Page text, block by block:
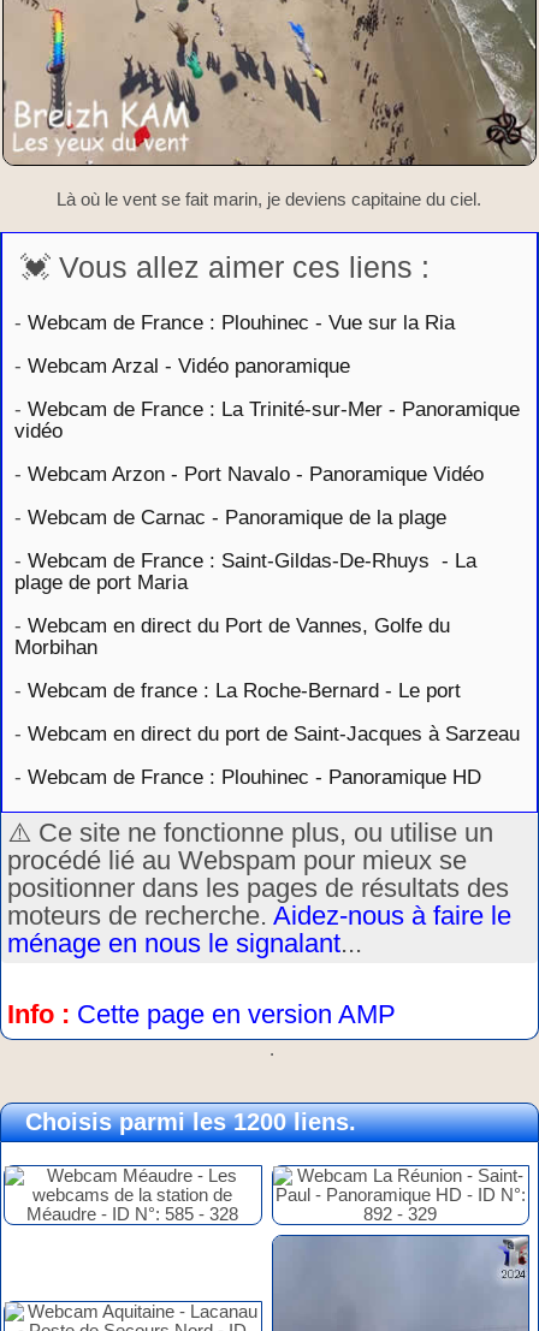
Là où le vent se fait marin, je deviens capitaine du ciel.
💓 Vous allez aimer ces liens :
- Webcam de France : Plouhinec - Vue sur la Ria
- Webcam Arzal - Vidéo panoramique
- Webcam de France : La Trinité-sur-Mer - Panoramique
vidéo
- Webcam Arzon - Port Navalo - Panoramique Vidéo
- Webcam de Carnac - Panoramique de la plage
- Webcam de France : Saint-Gildas-De-Rhuys - La
plage de port Maria
- Webcam en direct du Port de Vannes, Golfe du
Morbihan
- Webcam de france : La Roche-Bernard - Le port
- Webcam en direct du port de Saint-Jacques à Sarzeau
- Webcam de France : Plouhinec - Panoramique HD
⚠️ Ce site ne fonctionne plus, ou utilise un
procédé lié au Webspam pour mieux se
positionner dans les pages de résultats des
moteurs de recherche. Aidez-nous à faire le
ménage en nous le signalant...
Info : Cette page en version AMP
.
Choisis parmi les 1200 liens.